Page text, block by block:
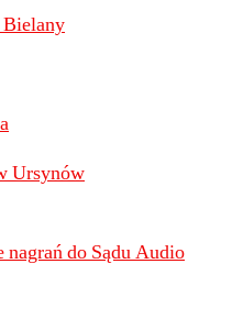
Ursynów
do Sądu Audio